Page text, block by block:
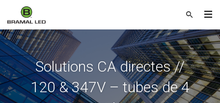
Solutions CA directes //
120 & 347V – tubes de 4